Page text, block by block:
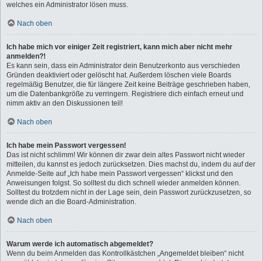
welches ein Administrator lösen muss.
Nach oben
Ich habe mich vor einiger Zeit registriert, kann mich aber nicht mehr
anmelden?!
Es kann sein, dass ein Administrator dein Benutzerkonto aus verschieden
Gründen deaktiviert oder gelöscht hat. Außerdem löschen viele Boards
regelmäßig Benutzer, die für längere Zeit keine Beiträge geschrieben haben,
um die Datenbankgröße zu verringern. Registriere dich einfach erneut und
nimm aktiv an den Diskussionen teil!
Nach oben
Ich habe mein Passwort vergessen!
Das ist nicht schlimm! Wir können dir zwar dein altes Passwort nicht wieder
mitteilen, du kannst es jedoch zurücksetzen. Dies machst du, indem du auf der
Anmelde-Seite auf „Ich habe mein Passwort vergessen“ klickst und den
Anweisungen folgst. So solltest du dich schnell wieder anmelden können.
Solltest du trotzdem nicht in der Lage sein, dein Passwort zurückzusetzen, so
wende dich an die Board-Administration.
Nach oben
Warum werde ich automatisch abgemeldet?
Wenn du beim Anmelden das Kontrollkästchen „Angemeldet bleiben“ nicht